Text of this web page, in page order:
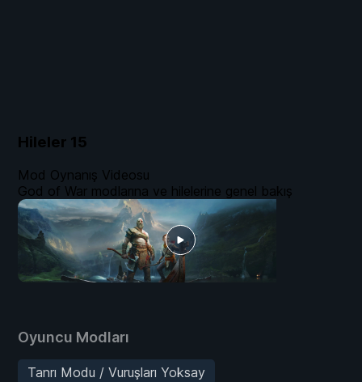
Hileler 15
Oyuncu Modları
Tanrı Modu / Vuruşları Yoksay
Mod Oynanış Videosu
God of War modlarına ve hilelerine genel bakış